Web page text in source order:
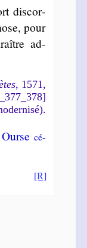
dis­cor­
pour
ad­
, 1571,
Oursecé­
[R]